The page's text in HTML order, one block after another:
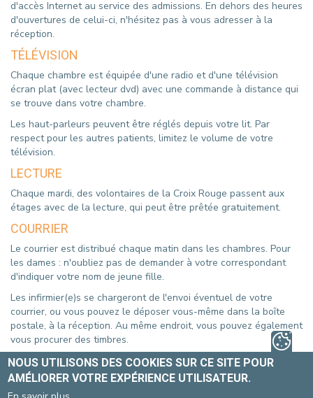
d'accès Internet au service des admissions. En dehors des heures
d'ouvertures de celui-ci, n'hésitez pas à vous adresser à la
réception.
TÉLÉVISION
Chaque chambre est équipée d'une radio et d'une télévision
écran plat (avec lecteur dvd) avec une commande à distance qui
se trouve dans votre chambre.
Les haut-parleurs peuvent être réglés depuis votre lit. Par
respect pour les autres patients, limitez le volume de votre
télévision.
LECTURE
Chaque mardi, des volontaires de la Croix Rouge passent aux
étages avec de la lecture, qui peut être prêtée gratuitement.
COURRIER
Le courrier est distribué chaque matin dans les chambres. Pour
les dames : n'oubliez pas de demander à votre correspondant
d'indiquer votre nom de jeune fille.
Les infirmier(e)s se chargeront de l'envoi éventuel de votre
courrier, ou vous pouvez le déposer vous-même dans la boîte
postale, à la réception. Au même endroit, vous pouvez également
vous procurer des timbres.
SALLE DE DÉTENTE
Au niveau de chaque service il y a un salon de détente pour vous
relaxer ou recevoir des visiteurs. Des vélos avec écrans sont
NOUS UTILISONS DES COOKIES SUR CE SITE POUR
AMÉLIORER VOTRE EXPÉRIENCE UTILISATEUR.